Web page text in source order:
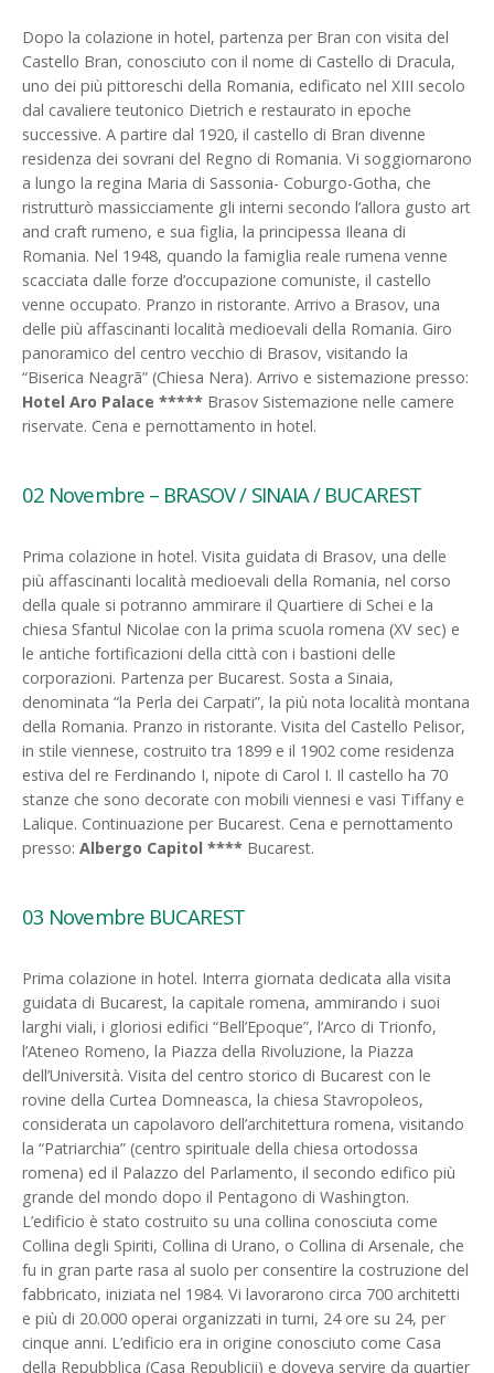
Dopo la colazione in hotel, partenza per Bran con visita del
Castello Bran, conosciuto con il nome di Castello di Dracula,
uno dei più pittoreschi della Romania, edificato nel XIII secolo
dal cavaliere teutonico Dietrich e restaurato in epoche
successive. A partire dal 1920, il castello di Bran divenne
residenza dei sovrani del Regno di Romania. Vi soggiornarono
a lungo la regina Maria di Sassonia- Coburgo-Gotha, che
ristrutturò massicciamente gli interni secondo l’allora gusto art
and craft rumeno, e sua figlia, la principessa Ileana di
Romania. Nel 1948, quando la famiglia reale rumena venne
scacciata dalle forze d’occupazione comuniste, il castello
venne occupato. Pranzo in ristorante. Arrivo a Brasov, una
delle più affascinanti località medioevali della Romania. Giro
panoramico del centro vecchio di Brasov, visitando la
“Biserica Neagrã” (Chiesa Nera). Arrivo e sistemazione presso:
Hotel Aro Palace ***** Brasov Sistemazione nelle camere
riservate. Cena e pernottamento in hotel.
02 Novembre – BRASOV / SINAIA / BUCAREST
Prima colazione in hotel. Visita guidata di Brasov, una delle
più affascinanti località medioevali della Romania, nel corso
della quale si potranno ammirare il Quartiere di Schei e la
chiesa Sfantul Nicolae con la prima scuola romena (XV sec) e
le antiche fortificazioni della città con i bastioni delle
corporazioni. Partenza per Bucarest. Sosta a Sinaia,
denominata “la Perla dei Carpati”, la più nota località montana
della Romania. Pranzo in ristorante. Visita del Castello Pelisor,
in stile viennese, costruito tra 1899 e il 1902 come residenza
estiva del re Ferdinando I, nipote di Carol I. Il castello ha 70
stanze che sono decorate con mobili viennesi e vasi Tiffany e
Lalique. Continuazione per Bucarest. Cena e pernottamento
presso: Albergo Capitol **** Bucarest.
03 Novembre BUCAREST
Prima colazione in hotel. Interra giornata dedicata alla visita
guidata di Bucarest, la capitale romena, ammirando i suoi
larghi viali, i gloriosi edifici “Bell’Epoque”, l’Arco di Trionfo,
l’Ateneo Romeno, la Piazza della Rivoluzione, la Piazza
dell’Università. Visita del centro storico di Bucarest con le
rovine della Curtea Domneasca, la chiesa Stavropoleos,
considerata un capolavoro dell’architettura romena, visitando
la “Patriarchia” (centro spirituale della chiesa ortodossa
romena) ed il Palazzo del Parlamento, il secondo edifico più
grande del mondo dopo il Pentagono di Washington.
L’edificio è stato costruito su una collina conosciuta come
Collina degli Spiriti, Collina di Urano, o Collina di Arsenale, che
fu in gran parte rasa al suolo per consentire la costruzione del
fabbricato, iniziata nel 1984. Vi lavorarono circa 700 architetti
e più di 20.000 operai organizzati in turni, 24 ore su 24, per
cinque anni. L’edificio era in origine conosciuto come Casa
della Repubblica (Casa Republicii) e doveva servire da quartier